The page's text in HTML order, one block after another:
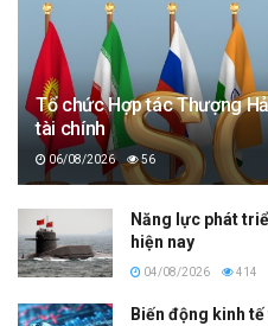
Tổ chức Hợp tác Thượng
tài chính
06/08/2026 56
Năng lực phát
hiện nay
04/08/2026 414
Biến động kinh